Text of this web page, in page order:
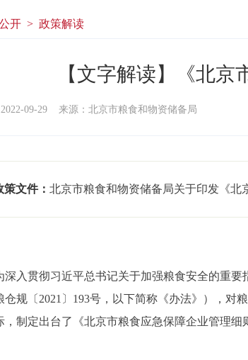
开 > 政策解读
【文字解读】《北
09-29 来源：北京市粮食和物资储备局
策文件： 北京市粮食和物资储备局关于印发《北
深入贯彻习近平总书记关于加强粮食安全的重
仓规〔2021〕193号，以下简称《办法》），
，制定出台了《北京市粮食应急保障企业管理细